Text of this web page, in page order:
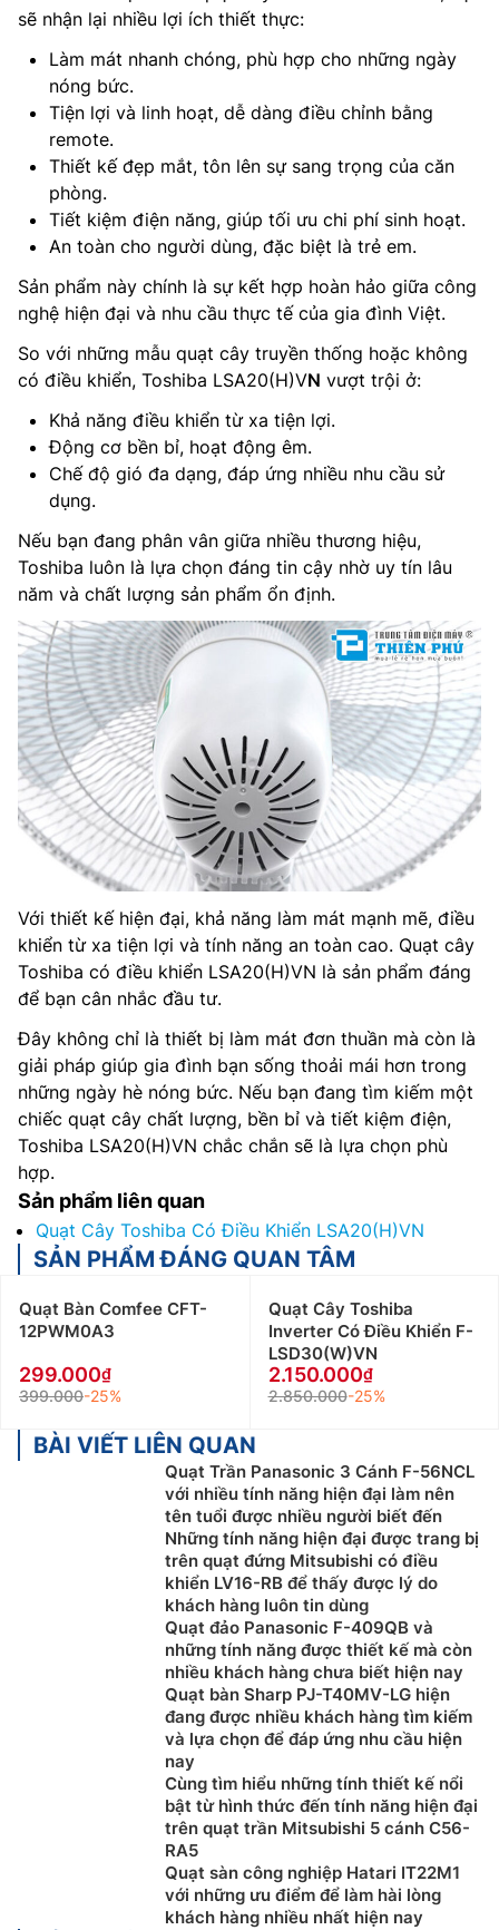
sẽ nhận lại nhiều lợi ích thiết thực:
Làm mát nhanh chóng, phù hợp cho những ngày
nóng bức.
Tiện lợi và linh hoạt, dễ dàng điều chỉnh bằng
remote.
Thiết kế đẹp mắt, tôn lên sự sang trọng của căn
phòng.
Tiết kiệm điện năng, giúp tối ưu chi phí sinh hoạt.
An toàn cho người dùng, đặc biệt là trẻ em.
Sản phẩm này chính là sự kết hợp hoàn hảo giữa công
nghệ hiện đại và nhu cầu thực tế của gia đình Việt.
So với những mẫu quạt cây truyền thống hoặc không
có điều khiển, Toshiba LSA20(H)VN vượt trội ở:
Khả năng điều khiển từ xa tiện lợi.
Động cơ bền bỉ, hoạt động êm.
Chế độ gió đa dạng, đáp ứng nhiều nhu cầu sử
dụng.
Nếu bạn đang phân vân giữa nhiều thương hiệu,
Toshiba luôn là lựa chọn đáng tin cậy nhờ uy tín lâu
năm và chất lượng sản phẩm ổn định.
Với thiết kế hiện đại, khả năng làm mát mạnh mẽ, điều
khiển từ xa tiện lợi và tính năng an toàn cao. Quạt cây
Toshiba có điều khiển LSA20(H)VN là sản phẩm đáng
để bạn cân nhắc đầu tư.
Đây không chỉ là thiết bị làm mát đơn thuần mà còn là
giải pháp giúp gia đình bạn sống thoải mái hơn trong
những ngày hè nóng bức. Nếu bạn đang tìm kiếm một
chiếc quạt cây chất lượng, bền bỉ và tiết kiệm điện,
Toshiba LSA20(H)VN chắc chắn sẽ là lựa chọn phù
hợp.
Sản phẩm liên quan
Quạt Cây Toshiba Có Điều Khiển LSA20(H)VN
SẢN PHẨM ĐÁNG QUAN TÂM
Quạt Bàn Comfee CFT-
12PWM0A3
299.000
399.000-25%
Quạt Cây Toshiba
Inverter Có Điều Khiển F-
LSD30(W)VN
2.150.000
2.850.000-25%
BÀI VIẾT LIÊN QUAN
Quạt Trần Panasonic 3 Cánh F-56NCL
với nhiều tính năng hiện đại làm nên
tên tuổi được nhiều người biết đến
Những tính năng hiện đại được trang bị
trên quạt đứng Mitsubishi có điều
khiển LV16-RB để thấy được lý do
khách hàng luôn tin dùng
Quạt đảo Panasonic F-409QB và
những tính năng được thiết kế mà còn
nhiều khách hàng chưa biết hiện nay
Quạt bàn Sharp PJ-T40MV-LG hiện
đang được nhiều khách hàng tìm kiếm
và lựa chọn để đáp ứng nhu cầu hiện
nay
Cùng tìm hiểu những tính thiết kế nổi
bật từ hình thức đến tính năng hiện đại
trên quạt trần Mitsubishi 5 cánh C56-
RA5
Quạt sàn công nghiệp Hatari IT22M1
với những ưu điểm để làm hài lòng
khách hàng nhiều nhất hiện nay